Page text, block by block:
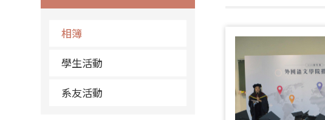
相簿
學生活動
系友活動